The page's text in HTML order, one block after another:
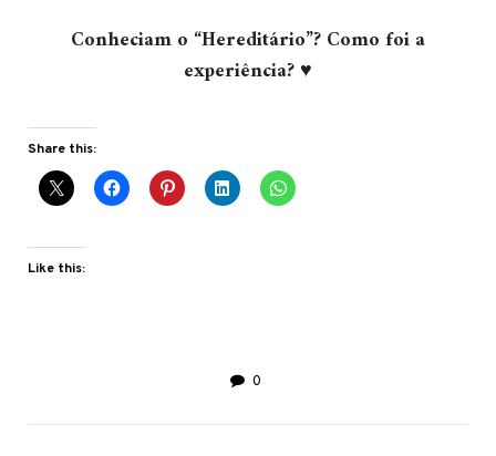
Conheciam o “Hereditário”? Como foi a
experiência? ♥
Share this:
Like this:
0